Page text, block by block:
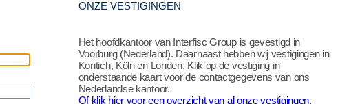
ONZE VESTIGINGEN
Het hoofdkantoor van Interfisc Group is gevestigd in
Voorburg (Nederland). Daarnaast hebben wij vestigingen in
Kontich, Köln en Londen. Klik op de vestiging in
onderstaande kaart voor de contactgegevens van ons
Nederlandse kantoor.
Of klik hier voor een overzicht van al onze vestigingen.